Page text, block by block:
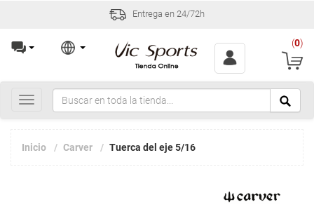
Entrega en 24/72h
(0)
Toggle
navigation
Inicio Carver Tuerca del eje 5/16